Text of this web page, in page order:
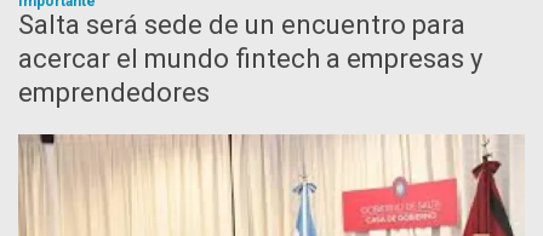
Salta será sede de un encuentro para
acercar el mundo fintech a empresas y
emprendedores